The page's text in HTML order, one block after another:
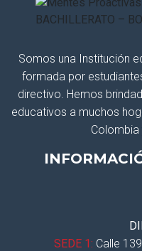
Somos una Institución
formada por
directivo. Hemos
educativos a muchos
Colombia
SEDE 1: Calle